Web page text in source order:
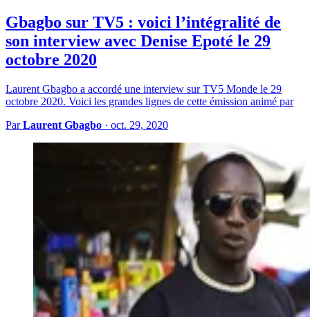
Gbagbo sur TV5 : voici l’intégralité de
son interview avec Denise Epoté le 29
octobre 2020
Laurent Gbagbo a accordé une interview sur TV5 Monde le 29
octobre 2020. Voici les grandes lignes de cette émission animé par
ParLaurent Gbagbo · oct. 29, 2020